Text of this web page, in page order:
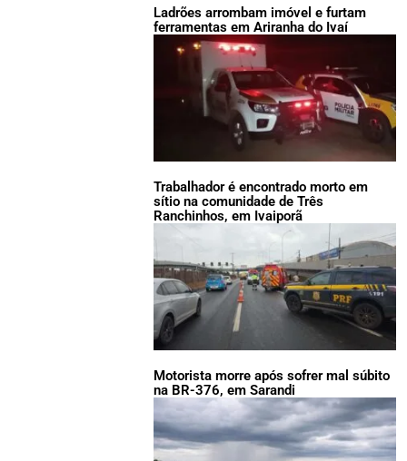
Ladrões arrombam imóvel e furtam
ferramentas em Ariranha do Ivaí
Trabalhador é encontrado morto em
sítio na comunidade de Três
Ranchinhos, em Ivaiporã
Motorista morre após sofrer mal súbito
na BR-376, em Sarandi